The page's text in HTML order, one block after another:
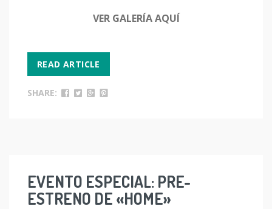
VER GALERÍA AQUÍ
READ ARTICLE
SHARE:
EVENTO ESPECIAL: PRE-
ESTRENO DE «HOME»